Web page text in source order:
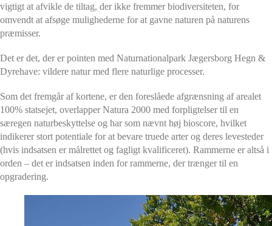
vigtigt at afvikle de tiltag, der ikke fremmer biodiversiteten, for
omvendt at afsøge mulighederne for at gavne naturen på naturens
præmisser.
Det er det, der er pointen med Naturnationalpark Jægersborg Hegn &
Dyrehave: vildere natur med flere naturlige processer.
Som det fremgår af kortene, er den foreslåede afgrænsning af arealet
100% statsejet, overlapper Natura 2000 med forpligtelser til en
særegen naturbeskyttelse og har som nævnt høj bioscore, hvilket
indikerer stort potentiale for at bevare truede arter og deres levesteder
(hvis indsatsen er målrettet og fagligt kvalificeret). Rammerne er altså i
orden – det er indsatsen inden for rammerne, der trænger til en
opgradering.